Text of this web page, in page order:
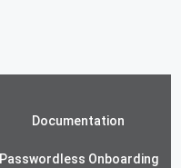
Documentation
Passwordless Onboarding